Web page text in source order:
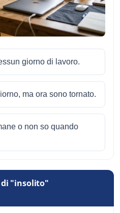
giorno di lavoro.
ma ora sono tornato.
o non so quando
di "insolito"